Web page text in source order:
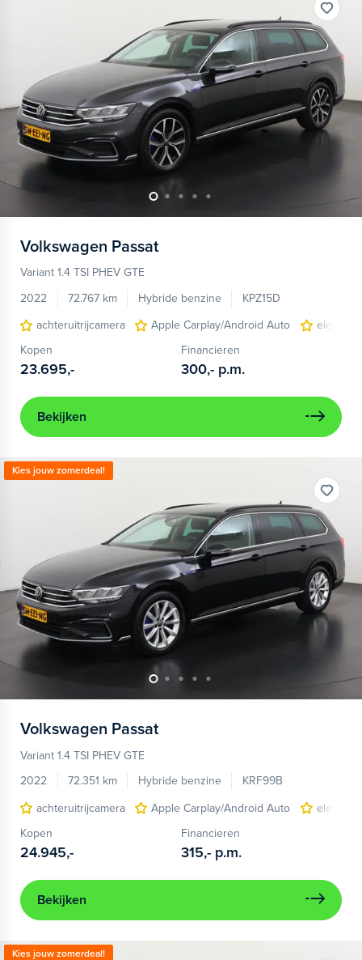
Volkswagen Passat
Variant 1.4 TSI PHEV GTE
2022
72.767 km Hybride benzine
KPZ15D
achteruitrijcamera
Apple Carplay/Android Auto
Kopen
23.695,-
Financieren
300,- p.m.
Bekijken
Kies jouw zomerdeal!
Volkswagen Passat
Variant 1.4 TSI PHEV GTE
2022
72.351 km Hybride benzine
KRF99B
achteruitrijcamera
Apple Carplay/Android Auto
Kopen
24.945,-
Financieren
315,- p.m.
Bekijken
Kies jouw zomerdeal!